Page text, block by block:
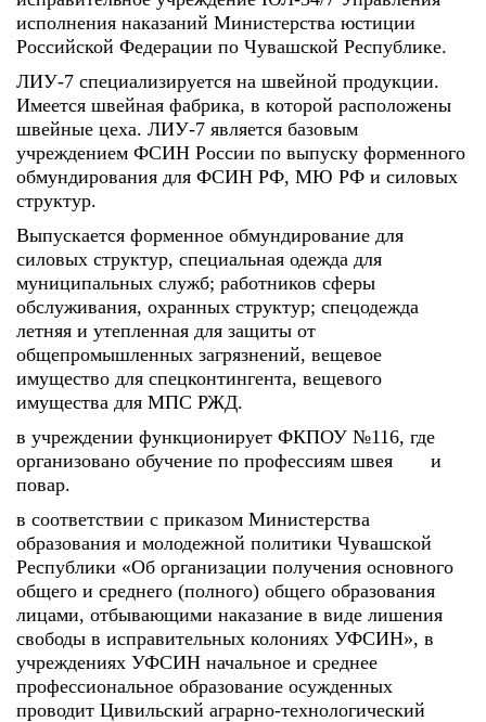
исполнения наказаний Министерства юстиции
Российской Федерации по Чувашской Республике.
ЛИУ-7 специализируется на швейной продукции.
Имеется швейная фабрика, в которой расположены
швейные цеха. ЛИУ-7 является базовым
учреждением ФСИН России по выпуску форменного
обмундирования для ФСИН РФ, МЮ РФ и силовых
структур.
Выпускается форменное обмундирование для
силовых структур, специальная одежда для
муниципальных служб; работников сферы
обслуживания, охранных структур; спецодежда
летняя и утепленная для защиты от
общепромышленных загрязнений, вещевое
имущество для спецконтингента, вещевого
имущества для МПС РЖД.
в учреждении функционирует ФКПОУ №116, где
организовано обучение по профессиям швея и
повар.
в соответствии с приказом Министерства
образования и молодежной политики Чувашской
Республики «Об организации получения основного
общего и среднего (полного) общего образования
лицами, отбывающими наказание в виде лишения
свободы в исправительных колониях УФСИН», в
учреждениях УФСИН начальное и среднее
профессиональное образование осужденных
проводит Цивильский аграрно-технологический